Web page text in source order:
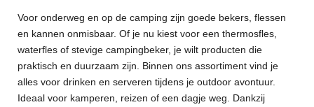
Voor onderweg en op de camping zijn goede bekers, flessen
en kannen onmisbaar. Of je nu kiest voor een thermosfles,
waterfles of stevige campingbeker, je wilt producten die
praktisch en duurzaam zijn. Binnen ons assortiment vind je
alles voor drinken en serveren tijdens je outdoor avontuur.
Ideaal voor kamperen, reizen of een dagje weg. Dankzij